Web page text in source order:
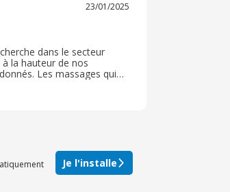
23/01/2025
dans le secteur
la hauteur de nos
Les massages qui
qualité de la nourriture est
Je l'installe